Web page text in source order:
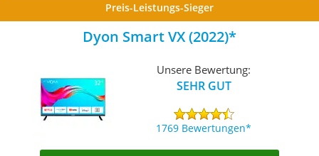
Preis-Leistungs-Sieger
Dyon Smart VX (2022)
Unsere Bewertung:
SEHR GUT
1769 Bewertungen